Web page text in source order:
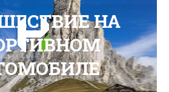
НА